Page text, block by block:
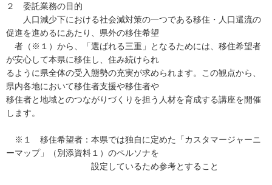
２ 委託業務の目的
人口減少下における社会減対策の一つである移住・人口還流の
促進を進めるにあたり、県外の移住希望
者（※１）から、「選ばれる三重」となるためには、移住希望者
が安心して本県に移住し、住み続けられ
るように県全体の受入態勢の充実が求められます。この観点から、
県内各地において移住者支援や移住者や
移住者と地域とのつながりづくりを担う人材を育成する講座を開催
します。
※１ 移住希望者：本県では独自に定めた「カスタマージャーニ
ーマップ」（別添資料１）のペルソナを
設定しているため参考とすること